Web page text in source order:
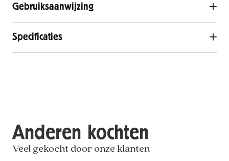
Gebruiksaanwijzing
Specificaties
Anderen kochten
Veel gekocht door onze klanten